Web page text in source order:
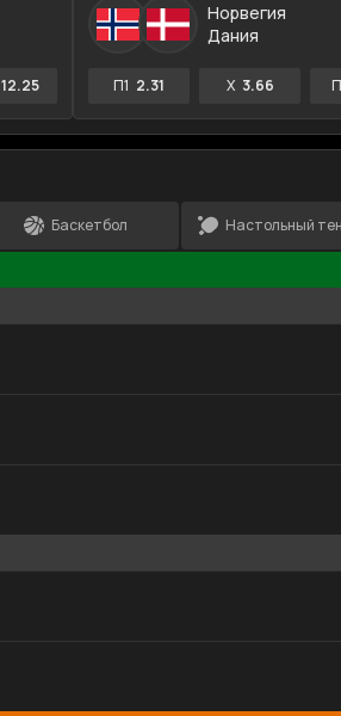
12.25
Норвегия
Дания
П1 2.31 X 3.66
Баскетбол Настольный